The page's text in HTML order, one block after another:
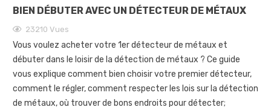
BIEN DÉBUTER AVEC UN DÉTECTEUR DE MÉTAUX
23210 Vues
Vous voulez acheter votre 1er détecteur de métaux et
débuter dans le loisir de la détection de métaux ? Ce guide
vous explique comment bien choisir votre premier détecteur,
comment le régler, comment respecter les lois sur la détection
de métaux, où trouver de bons endroits pour détecter;